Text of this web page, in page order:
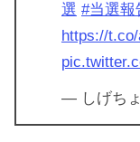
選 #当選報
https://
— しげち